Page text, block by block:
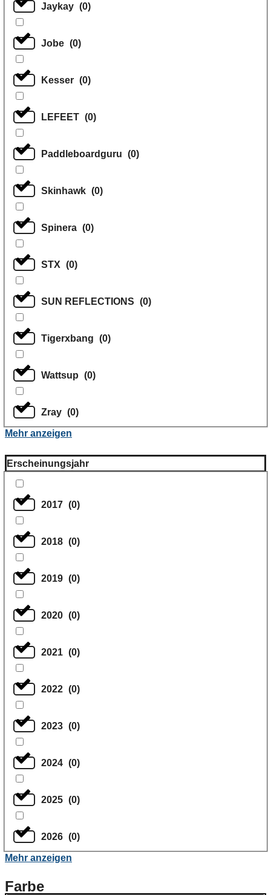
Jaykay (0)
Jobe (0)
Kesser (0)
LEFEET (0)
Paddleboardguru (0)
Skinhawk (0)
Spinera (0)
STX (0)
SUN REFLECTIONS (0)
Tigerxbang (0)
Wattsup (0)
Zray (0)
Mehr anzeigen
Erscheinungsjahr
2017 (0)
2018 (0)
2019 (0)
2020 (0)
2021 (0)
2022 (0)
2023 (0)
2024 (0)
2025 (0)
2026 (0)
Mehr anzeigen
Farbe